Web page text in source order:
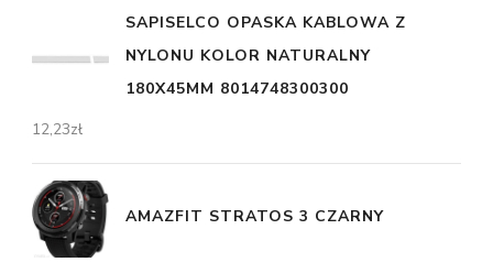
SAPISELCO OPASKA KABLOWA Z
NYLONU KOLOR NATURALNY
180X45MM 8014748300300
12,23zł
AMAZFIT STRATOS 3 CZARNY